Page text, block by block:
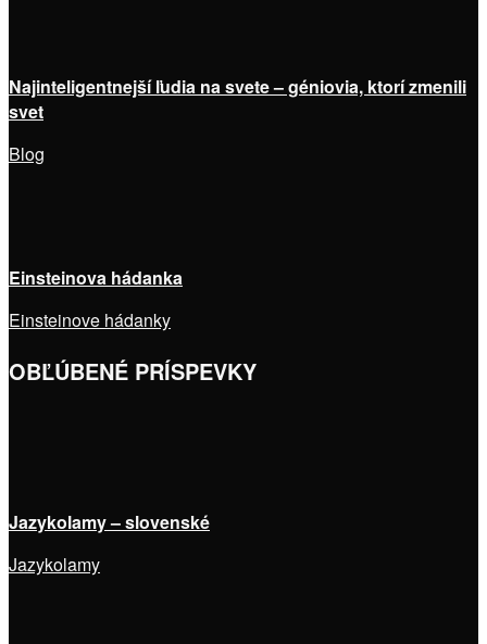
Najinteligentnejší ľudia na svete – géniovia, ktorí zmenili
svet
Blog
Einsteinova hádanka
Einsteinove hádanky
OBĽÚBENÉ PRÍSPEVKY
Jazykolamy – slovenské
Jazykolamy